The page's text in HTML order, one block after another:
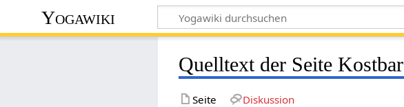
Yogawiki
Quelltext der Seite Kostbar
Seite Diskussion